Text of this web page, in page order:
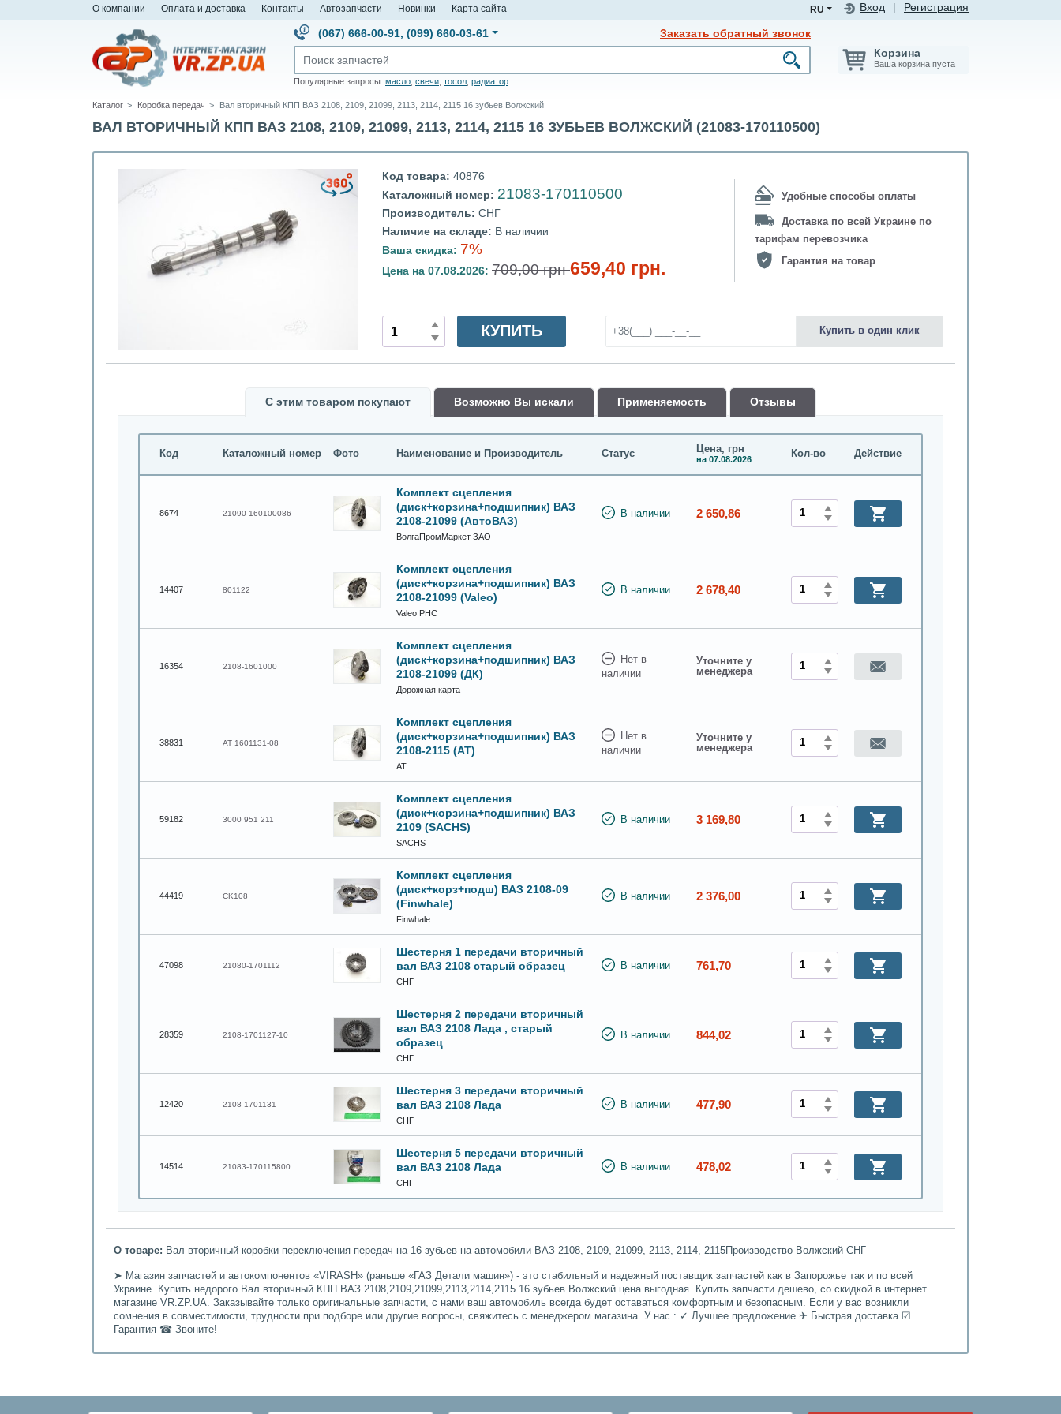
О компании Оплата и доставка Контакты Автозапчасти Новинки Карта сайта Вход Регистрация
RU
(067) 666-00-91, (099) 660-03-61 Заказать обратный звонок
Популярные запросы: масло свечи тосол радиатор
Корзина
Ваша корзина пуста
Каталог Коробка передач Вал вторичный КПП ВАЗ 2108, 2109, 21099, 2113, 2114, 2115 16 зубьев Волжский
ВАЛ ВТОРИЧНЫЙ КПП ВАЗ 2108, 2109, 21099, 2113, 2114, 2115 16 ЗУБЬЕВ ВОЛЖСКИЙ (21083-170110500)
Код товара: 40876
Каталожный номер: 21083-170110500
Производитель: СНГ
Наличие на складе: В наличии
Ваша скидка: 7%
Цена на 07.08.2026: 709,00 грн659,40 грн.
Удобные способы оплаты
Доставка по всей Украине по
тарифам перевозчика
Гарантия на товар
КУПИТЬ Купить в один клик
С этим товаром покупают Возможно Вы искали Применяемость Oтзывы
Код Каталожный номер Фото Наименование и Производитель Статус Цена, грн
на 07.08.2026 Кол-во Действие
8674 21090-160100086
Комплект сцепления
(диск+корзина+подшипник) ВАЗ
2108-21099 (АвтоВАЗ)
ВолгаПромМаркет ЗАО
В наличии 2 650,86
14407 801122
Комплект сцепления
(диск+корзина+подшипник) ВАЗ
2108-21099 (Valeo)
Valeo PHC
В наличии 2 678,40
16354 2108-1601000
Комплект сцепления
(диск+корзина+подшипник) ВАЗ
2108-21099 (ДК)
Дорожная карта
Нет в
наличии
Уточните у
менеджера
38831 AT 1601131-08
Комплект сцепления
(диск+корзина+подшипник) ВАЗ
2108-2115 (АТ)
АТ
Нет в
наличии
Уточните у
менеджера
59182 3000 951 211
Комплект сцепления
(диск+корзина+подшипник) ВАЗ
2109 (SACHS)
SACHS
В наличии 3 169,80
44419 CK108
Комплект сцепления
(диск+корз+подш) ВАЗ 2108-09
(Finwhale)
Finwhale
В наличии 2 376,00
47098 21080-1701112
Шестерня 1 передачи вторичный
вал ВАЗ 2108 старый образец
СНГ
В наличии 761,70
28359 2108-1701127-10
Шестерня 2 передачи вторичный
вал ВАЗ 2108 Лада , старый
образец
СНГ
В наличии 844,02
12420 2108-1701131
Шестерня 3 передачи вторичный
вал ВАЗ 2108 Лада
СНГ
В наличии 477,90
14514 21083-170115800
Шестерня 5 передачи вторичный
вал ВАЗ 2108 Лада
СНГ
В наличии 478,02
О товаре: Вал вторичный коробки переключения передач на 16 зубьев на автомобили ВАЗ 2108, 2109, 21099, 2113, 2114, 2115Производство Волжский СНГ
➤ Магазин запчастей и автокомпонентов «VIRASH» (раньше «ГАЗ Детали машин») - это стабильный и надежный поставщик запчастей как в Запорожье так и по всей
Украине. Купить недорого Вал вторичный КПП ВАЗ 2108,2109,21099,2113,2114,2115 16 зубьев Волжский цена выгодная. Купить запчасти дешево, со скидкой в интернет
магазине VR.ZP.UA. Заказывайте только оригинальные запчасти, с нами ваш автомобиль всегда будет оставаться комфортным и безопасным. Если у вас возникли
сомнения в совместимости, трудности при подборе или другие вопросы, свяжитесь с менеджером магазина. У нас : ✓ Лучшее предложение ✈ Быстрая доставка ☑
Гарантия ☎ Звоните!